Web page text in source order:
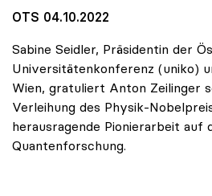
OTS 04.10.2022
Sabine Seidler, Präsidentin der
Universitätenkonferenz (uniko)
Wien, gratuliert Anton Zeilinger
Verleihung des Physik-
herausragende Pionierarbeit auf
Quantenforschung.